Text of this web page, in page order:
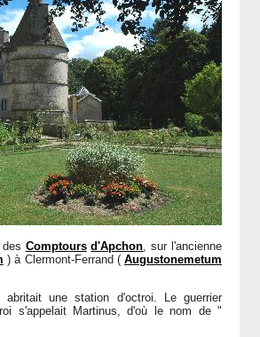
Comptours d'Apchon , sur l'ancienne
) à Clermont-Ferrand ( Augustonemetum
une station d'octroi. Le guerrier
s'appelait Martinus, d'où le nom de "